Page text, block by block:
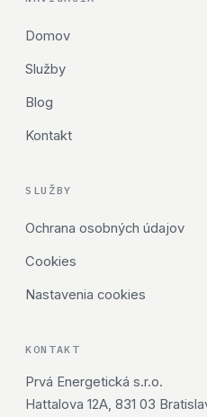
Domov
Služby
Blog
Kontakt
SLUŽBY
Ochrana osobných údajov
Cookies
Nastavenia cookies
KONTAKT
Prvá Energetická s.r.o.
Hattalova 12A, 831 03